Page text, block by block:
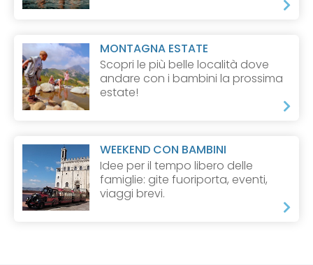
MONTAGNA ESTATE
Scopri le più belle località dove
andare con i bambini la prossima
estate!
WEEKEND CON BAMBINI
Idee per il tempo libero delle
famiglie: gite fuoriporta, eventi,
viaggi brevi.